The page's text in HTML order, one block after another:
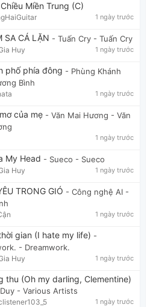
Miền Trung (C)
1 ngày trước
SA CÁ LẶN - Tuấn Cry - Tuấn Cry
Huy 1 ngày trước
phố phía đông - Phùng Khánh
Bình
1 ngày trước
của mẹ - Văn Mai Hương - Văn
1 ngày trước
My Head - Sueco - Sueco
Huy 1 ngày trước
TRONG GIÓ - Công nghệ AI -
1 ngày trước
gian (I hate my life) -
- Dreamwork.
Huy 1 ngày trước
thu (Oh my darling, Clementine)
- Various Artists
1 ngày trước